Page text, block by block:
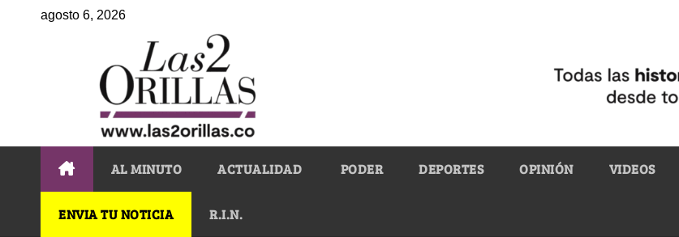
agosto 6, 2026
AL MINUTO ACTUALIDAD PODER DEPORTES OPINIÓN VIDEOS
ENVIA TU NOTICIA R.I.N.